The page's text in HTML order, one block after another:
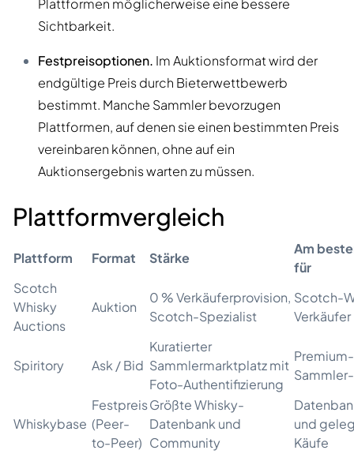
Plattformen möglicherweise eine bessere
Sichtbarkeit.
Festpreisoptionen. Im Auktionsformat wird der
endgültige Preis durch Bieterwettbewerb
bestimmt. Manche Sammler bevorzugen
Plattformen, auf denen sie einen bestimmten Preis
vereinbaren können, ohne auf ein
Auktionsergebnis warten zu müssen.
Plattformvergleich
Plattform Format Stärke
Am
für
Scotch
Whisky
Auctions
Auktion
0 % Verkäuferprovision,
Scotch-Spezialist
Scotch-
Verkäufer
Spiritory Ask / Bid
Kuratierter
Sammlermarktplatz mit
Foto-Authentifizierung
Whiskybase
Festpreis
(Peer-
to-Peer)
Größte Whisky-
Datenbank und
Community
und
Käufe